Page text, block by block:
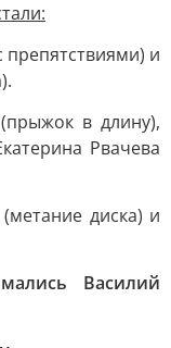
препятствиями) и
в длину),
Рвачева
диска) и
Василий